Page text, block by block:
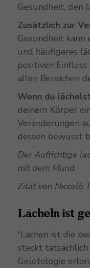
Gesundheit, den
Zusätzlich zur
Gesundheit kann
und häufigeres
positiven
allen Bereichen
Wenn du
deinem Körper
Veränderungen
dessen bewusst
Der Aufrichtige
mit dem Mund
Zitat von Niccolò
Lächeln ist
“Lachen ist die
steckt tatsächlich
Gelotologie